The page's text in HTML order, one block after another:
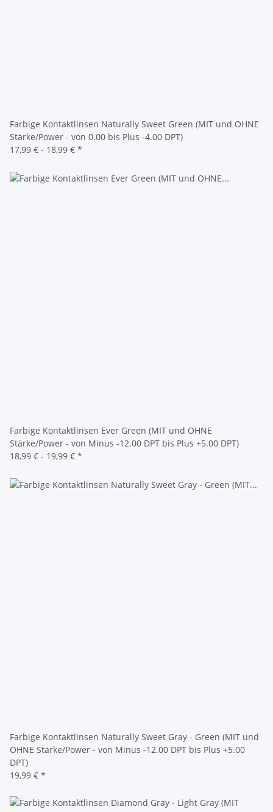
Farbige Kontaktlinsen Naturally Sweet Green (MIT und OHNE
Stärke/Power - von 0.00 bis Plus -4.00 DPT)
17,99 € - 18,99 € *
Farbige Kontaktlinsen Ever Green (MIT und OHNE
Stärke/Power - von Minus -12.00 DPT bis Plus +5.00 DPT)
18,99 € - 19,99 € *
Farbige Kontaktlinsen Naturally Sweet Gray - Green (MIT und
OHNE Stärke/Power - von Minus -12.00 DPT bis Plus +5.00
DPT)
19,99 € *